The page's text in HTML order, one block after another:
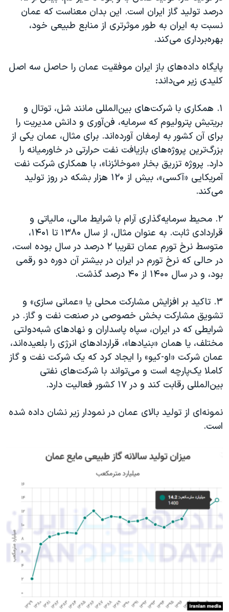
درصد تولید گاز ایران است. این بدان معناست که عمان
نسبت به ایران به طور موثرتری از منابع طبیعی خود،
بهره‌برداری می‌کند.
پایگاه داده‌های باز ایران موفقیت عمان را حاصل سه اصل
کلیدی زیر می‌داند:
۱. همکاری با شرکت‌های بین‌المللی مانند شل، توتال و
بریتیش پترولیوم که سرمایه، فن‌آوری و دانش مدیریت را
برای آن کشور به ارمغان آورده‌اند. برای مثال، عمان یکی از
بزرگ‌ترین پروژه‌های بازیافت نفت حرارتی در خاورمیانه را
دارد. پروژه تزریق بخار «موخائزنا»، با همکاری شرکت نفت
آمریکایی «آکسی»، بیش از ۱۲۰ هزار
بشکه در روز تولید
می‌کند.
۲. محیط سرمایه‌گذاری آرام با شرایط مالی، مالیاتی و
قراردادی ثابت. به عنوان مثال، از سال ۱۳۸۰ تا ۱۴۰۱،
متوسط نرخ تورم عمان تقریبا ۲ درصد در سال بوده است،
در حالی که نرخ تورم در ایران در بیشتر آن دوره دو رقمی
بود، و در سال ۱۴۰۰ از
۴۰ درصد گذشت.
۳. تاکید بر افزایش مشارکت محلی یا «عمانی سازی» و
تشویق مشارکت بخش خصوصی در صنعت نفت و گاز. در
شرایطی که در ایران، سپاه پاسداران و نهادهای شبه‌دولتی
مختلف، یا همان «بنیادها»، قراردادهای انرژی را بلعیده‌اند،
عمان شرکت «او-کیو» را ایجاد کرد که یک شرکت نفت و گاز
کاملا یک‌پارچه است و می‌تواند با شرکت‌های نفتی
بین‌المللی رقابت کند و در ۱۷ کشور فعالیت دارد.
نمونه‌ای از تولید بالای عمان در نمودار زیر نشان داده شده
است.